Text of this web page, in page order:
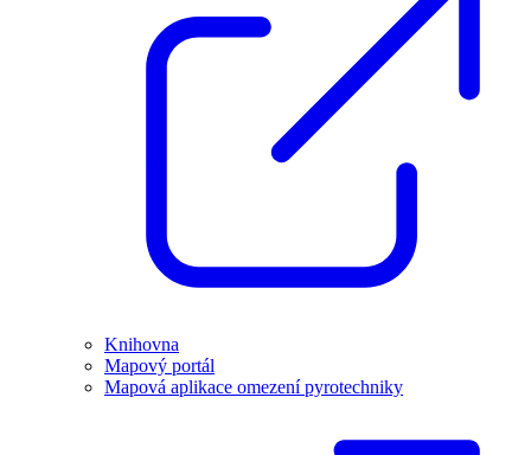
Knihovna
Mapový portál
Mapová aplikace omezení pyrotechniky